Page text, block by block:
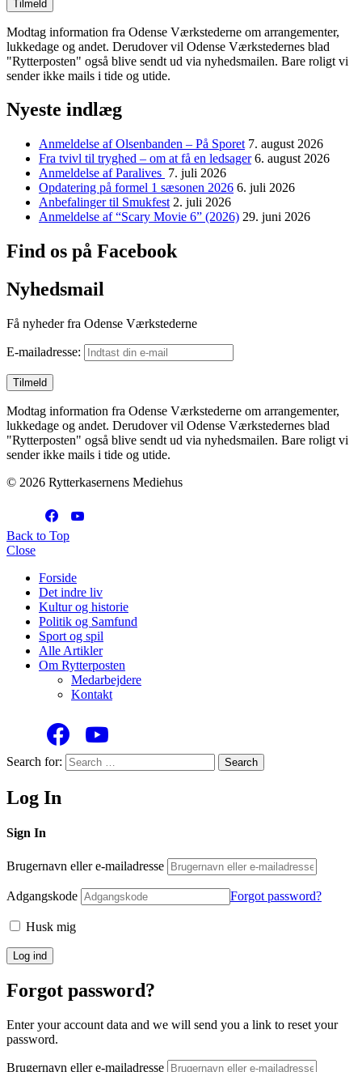
Modtag information fra Odense Værkstederne om arrangementer,
lukkedage og andet. Derudover vil Odense Værkstedernes blad
"Rytterposten" også blive sendt ud via nyhedsmailen. Bare roligt vi
sender ikke mails i tide og utide.
Nyeste indlæg
Anmeldelse af Olsenbanden – På Sporet 7. august 2026
Fra tvivl til tryghed – om at få en ledsager 6. august 2026
Anmeldelse af Paralives 7. juli 2026
Opdatering på formel 1 sæsonen 2026 6. juli 2026
Anbefalinger til Smukfest 2. juli 2026
Anmeldelse af “Scary Movie 6” (2026) 29. juni 2026
Find os på Facebook
Nyhedsmail
Få nyheder fra Odense Værkstederne
E-mailadresse:
Modtag information fra Odense Værkstederne om arrangementer,
lukkedage og andet. Derudover vil Odense Værkstedernes blad
"Rytterposten" også blive sendt ud via nyhedsmailen. Bare roligt vi
sender ikke mails i tide og utide.
© 2026 Rytterkasernens Mediehus
Back to Top
Close
Forside
Det indre liv
Kultur og historie
Politik og Samfund
Sport og spil
Alle Artikler
Om Rytterposten
Medarbejdere
Kontakt
Search for: Search
Log In
Sign In
Brugernavn eller e-mailadresse
Adgangskode Forgot password?
Husk mig
Forgot password?
Enter your account data and we will send you a link to reset your
password.
Brugernavn eller e-mailadresse